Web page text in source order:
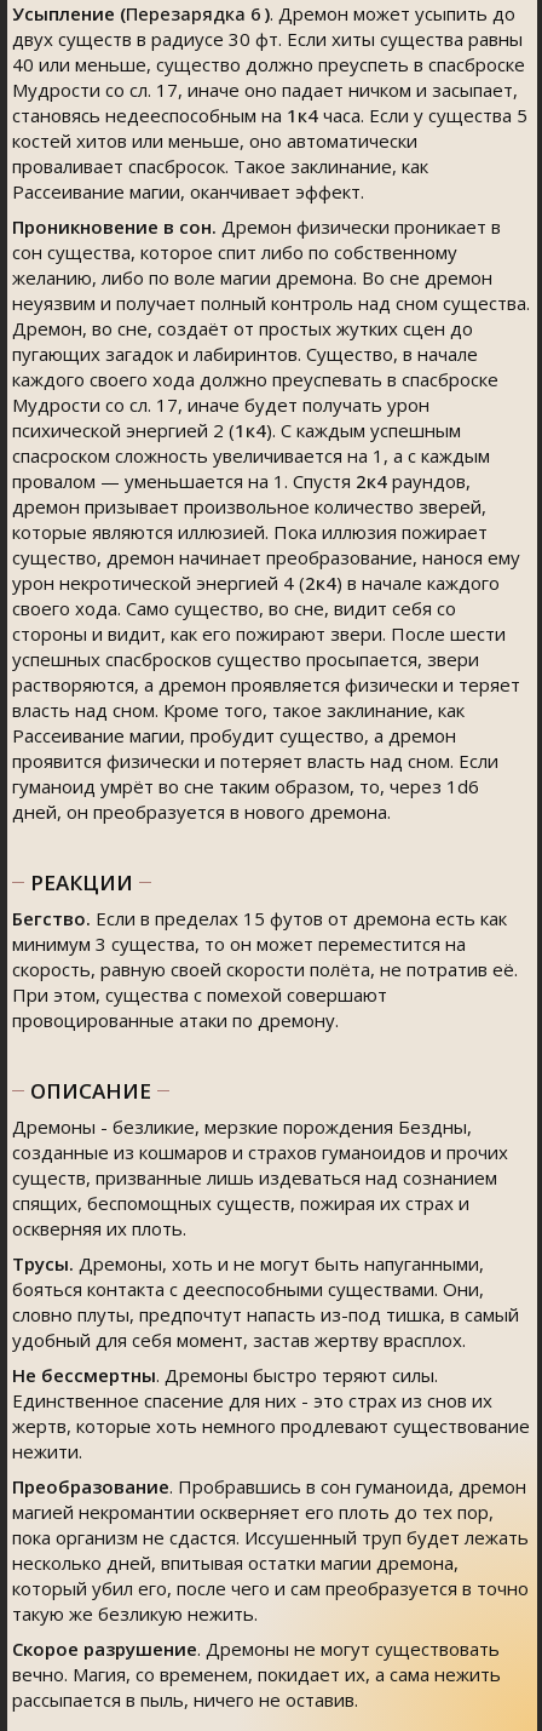
Усыпление (Перезарядка 6 ). Дремон может усыпить до
двух существ в радиусе 30 фт. Если хиты существа равны
40 или меньше, существо должно преуспеть в спасброске
Мудрости со сл. 17, иначе оно падает ничком и засыпает,
становясь недееспособным на 1к4 часа. Если у существа 5
костей хитов или меньше, оно автоматически
проваливает спасбросок. Такое заклинание, как
Рассеивание магии, оканчивает эффект.
Проникновение в сон. Дремон физически проникает в
сон существа, которое спит либо по собственному
желанию, либо по воле магии дремона. Во сне дремон
неуязвим и получает полный контроль над сном существа.
Дремон, во сне, создаёт от простых жутких сцен до
пугающих загадок и лабиринтов. Существо, в начале
каждого своего хода должно преуспевать в спасброске
Мудрости со сл. 17, иначе будет получать урон
психической энергией 2 (1к4). С каждым успешным
спасроском сложность увеличивается на 1, а с каждым
провалом — уменьшается на 1. Спустя 2к4 раундов,
дремон призывает произвольное количество зверей,
которые являются иллюзией. Пока иллюзия пожирает
существо, дремон начинает преобразование, нанося ему
урон некротической энергией 4 (2к4) в начале каждого
своего хода. Само существо, во сне, видит себя со
стороны и видит, как его пожирают звери. После шести
успешных спасбросков существо просыпается, звери
растворяются, а дремон проявляется физически и теряет
власть над сном. Кроме того, такое заклинание, как
Рассеивание магии, пробудит существо, а дремон
проявится физически и потеряет власть над сном. Если
гуманоид умрёт во сне таким образом, то, через 1d6
дней, он преобразуется в нового дремона.
РЕАКЦИИ
Бегство. Если в пределах 15 футов от дремона есть как
минимум 3 существа, то он может переместится на
скорость, равную своей скорости полёта, не потратив её.
При этом, существа с помехой совершают
провоцированные атаки по дремону.
ОПИСАНИЕ
Дремоны - безликие, мерзкие порождения Бездны,
созданные из кошмаров и страхов гуманоидов и прочих
существ, призванные лишь издеваться над сознанием
спящих, беспомощных существ, пожирая их страх и
оскверняя их плоть.
Трусы. Дремоны, хоть и не могут быть напуганными,
бояться контакта с дееспособными существами. Они,
словно плуты, предпочтут напасть из-под тишка, в самый
удобный для себя момент, застав жертву врасплох.
Не бессмертны. Дремоны быстро теряют силы.
Единственное спасение для них - это страх из снов их
жертв, которые хоть немного продлевают существование
нежити.
Преобразование. Пробравшись в сон гуманоида, дремон
магией некромантии оскверняет его плоть до тех пор,
пока организм не сдастся. Иссушенный труп будет лежать
несколько дней, впитывая остатки магии дремона,
который убил его, после чего и сам преобразуется в точно
такую же безликую нежить.
Скорое разрушение. Дремоны не могут существовать
вечно. Магия, со временем, покидает их, а сама нежить
рассыпается в пыль, ничего не оставив.